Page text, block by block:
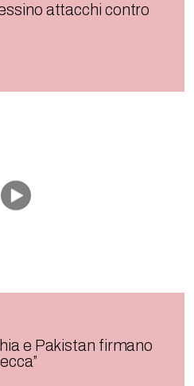
attacchi contro
e Pakistan firmano